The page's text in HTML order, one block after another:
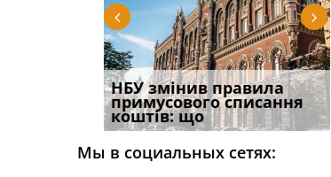
НБУ змінив правила
примусового списання
коштів: що
Водії можуть отримати
компенсацію за
незаконні дії
Мы в социальных сетях: